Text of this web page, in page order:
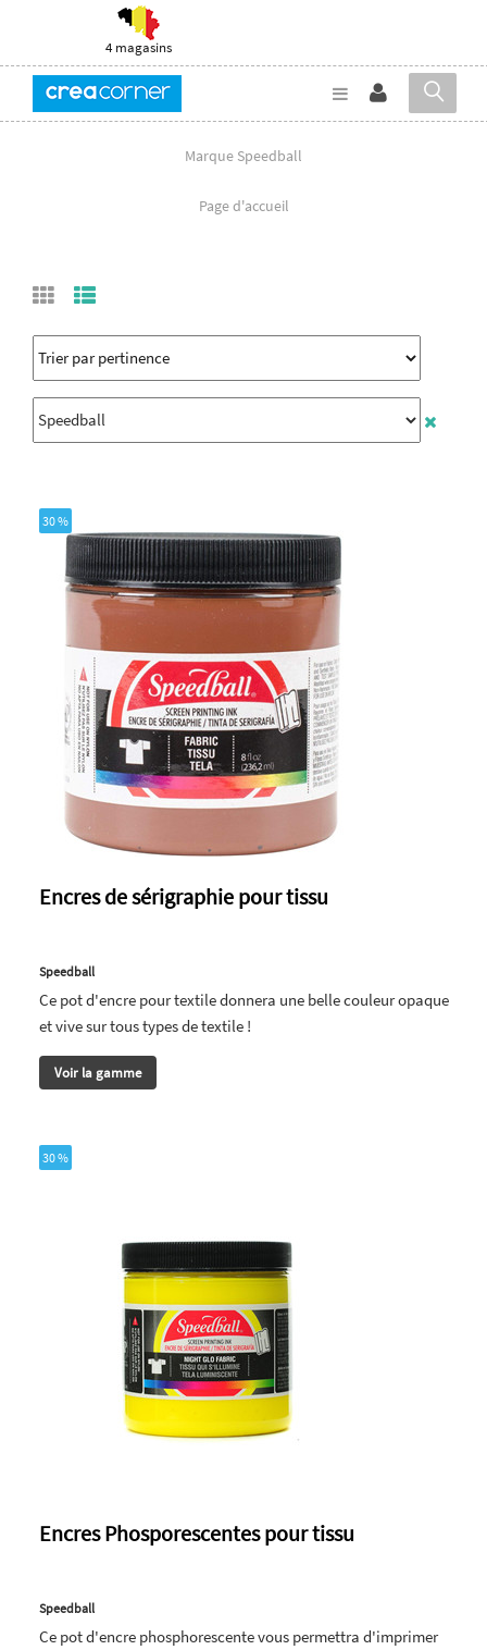
4 magasins
Marque Speedball
Page d'accueil
30 %
Encres de sérigraphie pour tissu
Speedball
Ce pot d'encre pour textile donnera une belle couleur opaque
et vive sur tous types de textile !
Voir la gamme
30 %
Encres Phosporescentes pour tissu
Speedball
Ce pot d'encre phosphorescente vous permettra d'imprimer